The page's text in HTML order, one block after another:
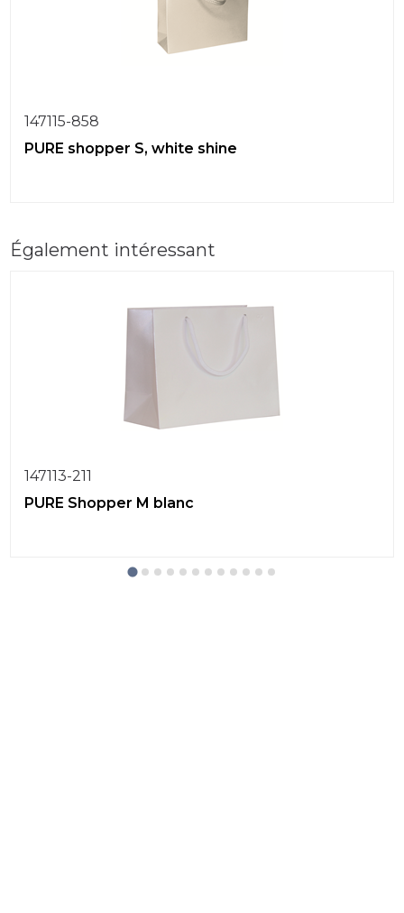
147115-858
PURE shopper S, white shine
Également intéressant
147113-211
PURE Shopper M blanc